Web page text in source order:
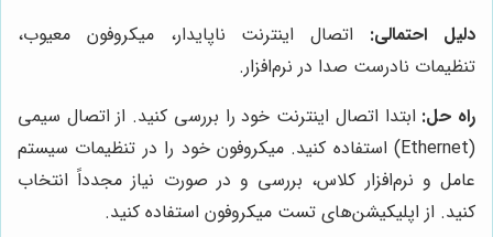
دلیل احتمالی: اتصال اینترنت ناپایدار، میکروفون معیوب،
تنظیمات نادرست صدا در نرم‌افزار.
راه حل: ابتدا اتصال اینترنت خود را بررسی کنید. از اتصال سیمی
(Ethernet) استفاده کنید. میکروفون خود را در تنظیمات سیستم
عامل و نرم‌افزار کلاس، بررسی و در صورت نیاز مجدداً انتخاب
کنید. از اپلیکیشن‌های تست میکروفون استفاده کنید.